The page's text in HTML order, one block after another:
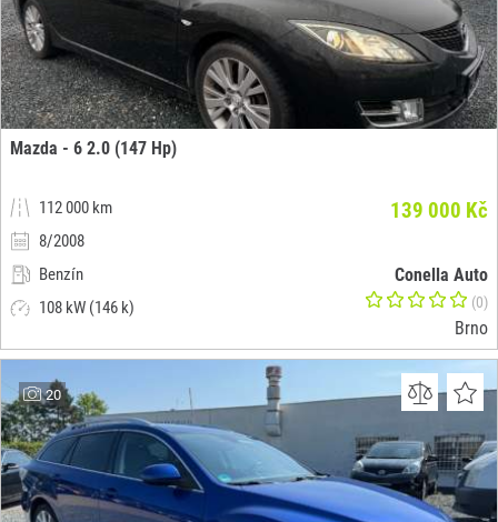
Mazda - 6 2.0 (147 Hp)
112 000 km
8/2008
Benzín
108 kW (146 k)
139 000 Kč
Conella Auto
(0)
Brno
20